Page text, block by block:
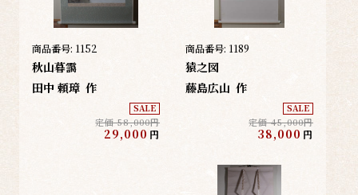
商品番号: 1152
秋山暮靄
田中 頼璋 作
SALE
定価 58,000円
29,000 円
商品番号: 1189
猿之図
藤島広山 作
SALE
定価 45,000円
38,000 円